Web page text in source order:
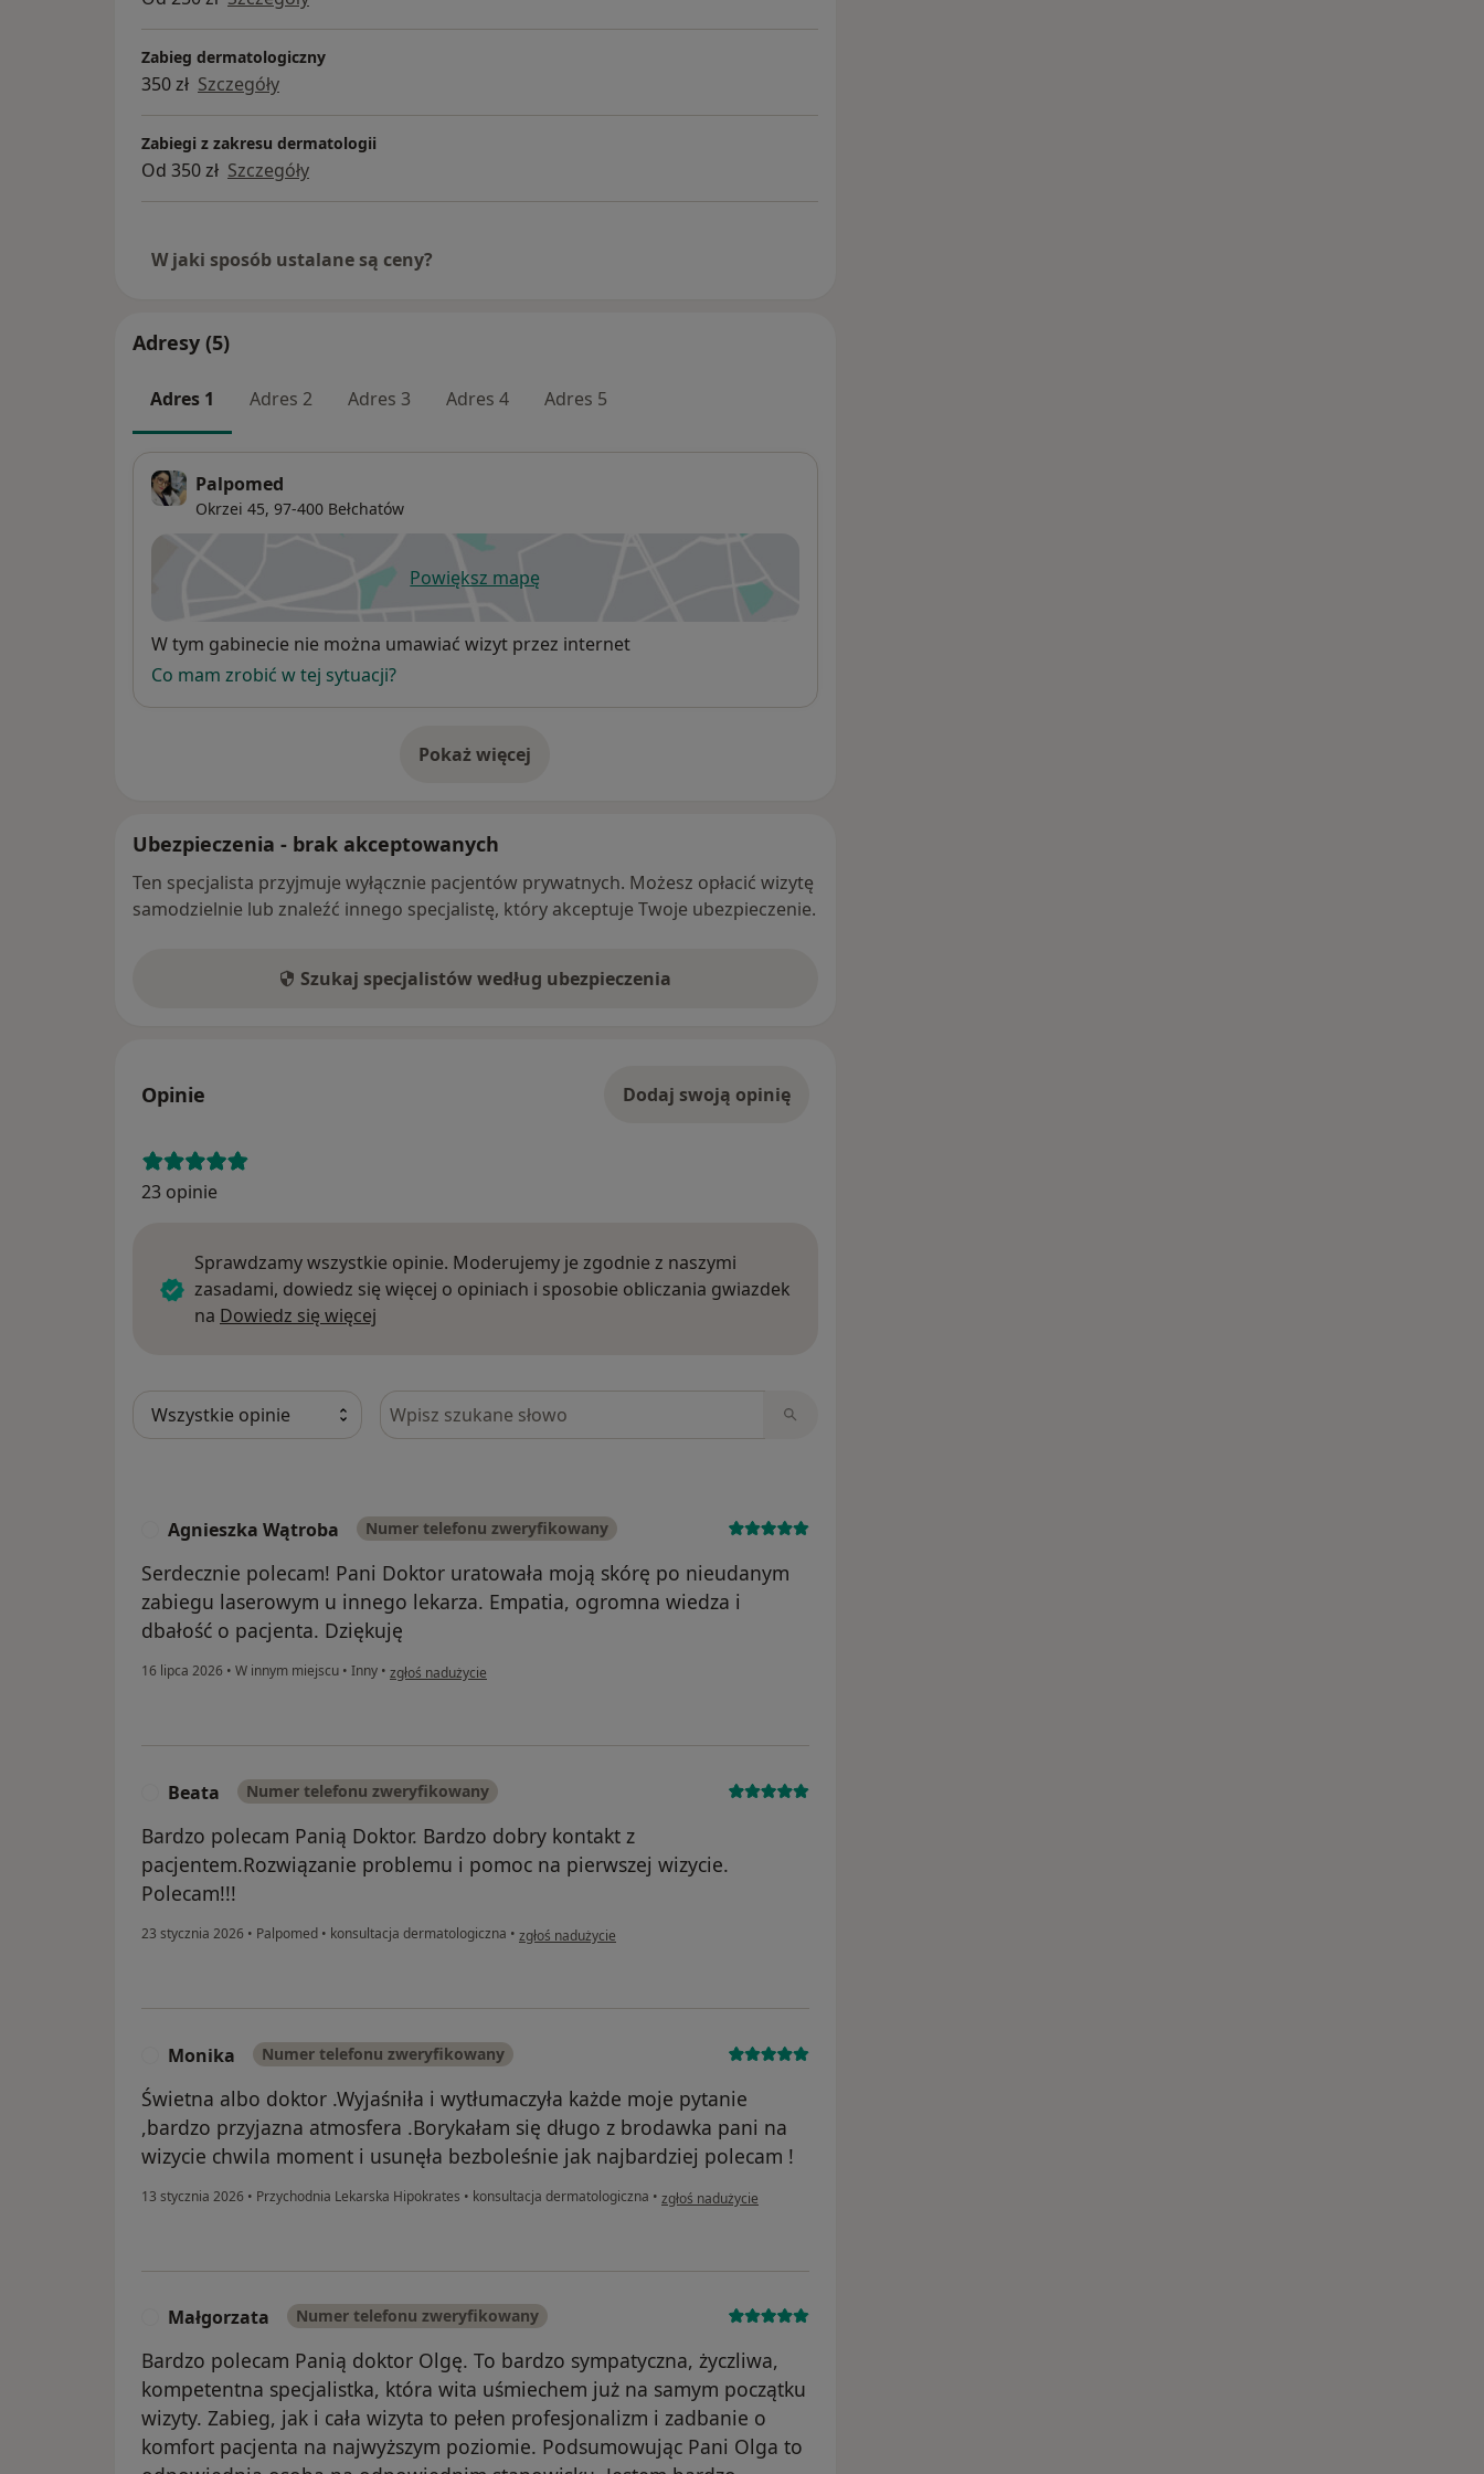
Zabieg dermatologiczny
350 zł Szczegóły
Zabiegi z zakresu dermatologii
Od 350 zł Szczegóły
W jaki sposób ustalane są ceny?
Adresy (5)
Adres 1 Adres 2 Adres 3 Adres 4 Adres 5
Palpomed
Okrzei 45, 97-400 Bełchatów
Powiększ mapęotwiera się w nowej karcie
Dostępność
W tym gabinecie nie można umawiać wizyt przez internet
Co mam zrobić w tej sytuacji?
Pokaż więcej
o adresie
Ubezpieczenia - brak akceptowanych
Ten specjalista przyjmuje wyłącznie pacjentów prywatnych. Możesz opłacić wizytę
samodzielnie lub znaleźć innego specjalistę, który akceptuje Twoje ubezpieczenie.
Szukaj specjalistów według ubezpieczenia
Opinie Dodaj swoją opinię
23 opinie
Sprawdzamy wszystkie opinie. Moderujemy je zgodnie z naszymi
zasadami, dowiedz się więcej o opiniach i sposobie obliczania gwiazdek
na Dowiedz się więcej
Szukaj w opiniach
Agnieszka Wątroba Numer telefonu zweryfikowany
Serdecznie polecam! Pani Doktor uratowała moją skórę po nieudanym
zabiegu laserowym u innego lekarza. Empatia, ogromna wiedza i
dbałość o pacjenta. Dziękuję
16 lipca 2026 • W innym miejscu • Inny • w opinii użytkownika Agnieszka Wątroba
zgłoś nadużycie
Beata Numer telefonu zweryfikowany
Bardzo polecam Panią Doktor. Bardzo dobry kontakt z
pacjentem.Rozwiązanie problemu i pomoc na pierwszej wizycie.
Polecam!!!
23 stycznia 2026 • Palpomed • konsultacja dermatologiczna • w opinii użytkownika Beata
zgłoś nadużycie
Monika Numer telefonu zweryfikowany
Świetna albo doktor .Wyjaśniła i wytłumaczyła każde moje pytanie
,bardzo przyjazna atmosfera .Borykałam się długo z brodawka pani na
wizycie chwila moment i usunęła bezboleśnie jak najbardziej polecam !
13 stycznia 2026 • Przychodnia Lekarska Hipokrates • konsultacja dermatologiczna • w opinii użytkownika Monika
zgłoś nadużycie
Małgorzata Numer telefonu zweryfikowany
Bardzo polecam Panią doktor Olgę. To bardzo sympatyczna, życzliwa,
kompetentna specjalistka, która wita uśmiechem już na samym początku
wizyty. Zabieg, jak i cała wizyta to pełen profesjonalizm i zadbanie o
komfort pacjenta na najwyższym poziomie. Podsumowując Pani Olga to